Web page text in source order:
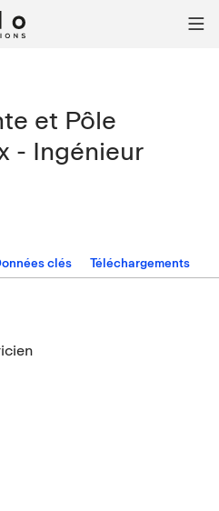

et Pôle
- Ingénieur
clés Téléchargements